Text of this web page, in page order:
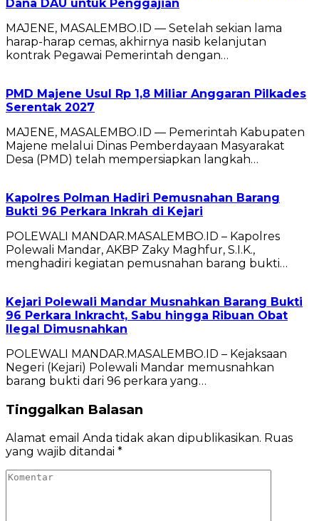
Dana DAU untuk Penggajian
MAJENE, MASALEMBO.ID — Setelah sekian lama
harap-harap cemas, akhirnya nasib kelanjutan
kontrak Pegawai Pemerintah dengan…
PMD Majene Usul Rp 1,8 Miliar Anggaran Pilkades
Serentak 2027
MAJENE, MASALEMBO.ID — Pemerintah Kabupaten
Majene melalui Dinas Pemberdayaan Masyarakat
Desa (PMD) telah mempersiapkan langkah…
Kapolres Polman Hadiri Pemusnahan Barang
Bukti 96 Perkara Inkrah di Kejari
POLEWALI MANDAR.MASALEMBO.ID – Kapolres
Polewali Mandar, AKBP Zaky Maghfur, S.I.K.,
menghadiri kegiatan pemusnahan barang bukti…
Kejari Polewali Mandar Musnahkan Barang Bukti
96 Perkara Inkracht, Sabu hingga Ribuan Obat
Ilegal Dimusnahkan
POLEWALI MANDAR.MASALEMBO.ID – Kejaksaan
Negeri (Kejari) Polewali Mandar memusnahkan
barang bukti dari 96 perkara yang…
Tinggalkan Balasan
Alamat email Anda tidak akan dipublikasikan. Ruas
yang wajib ditandai *